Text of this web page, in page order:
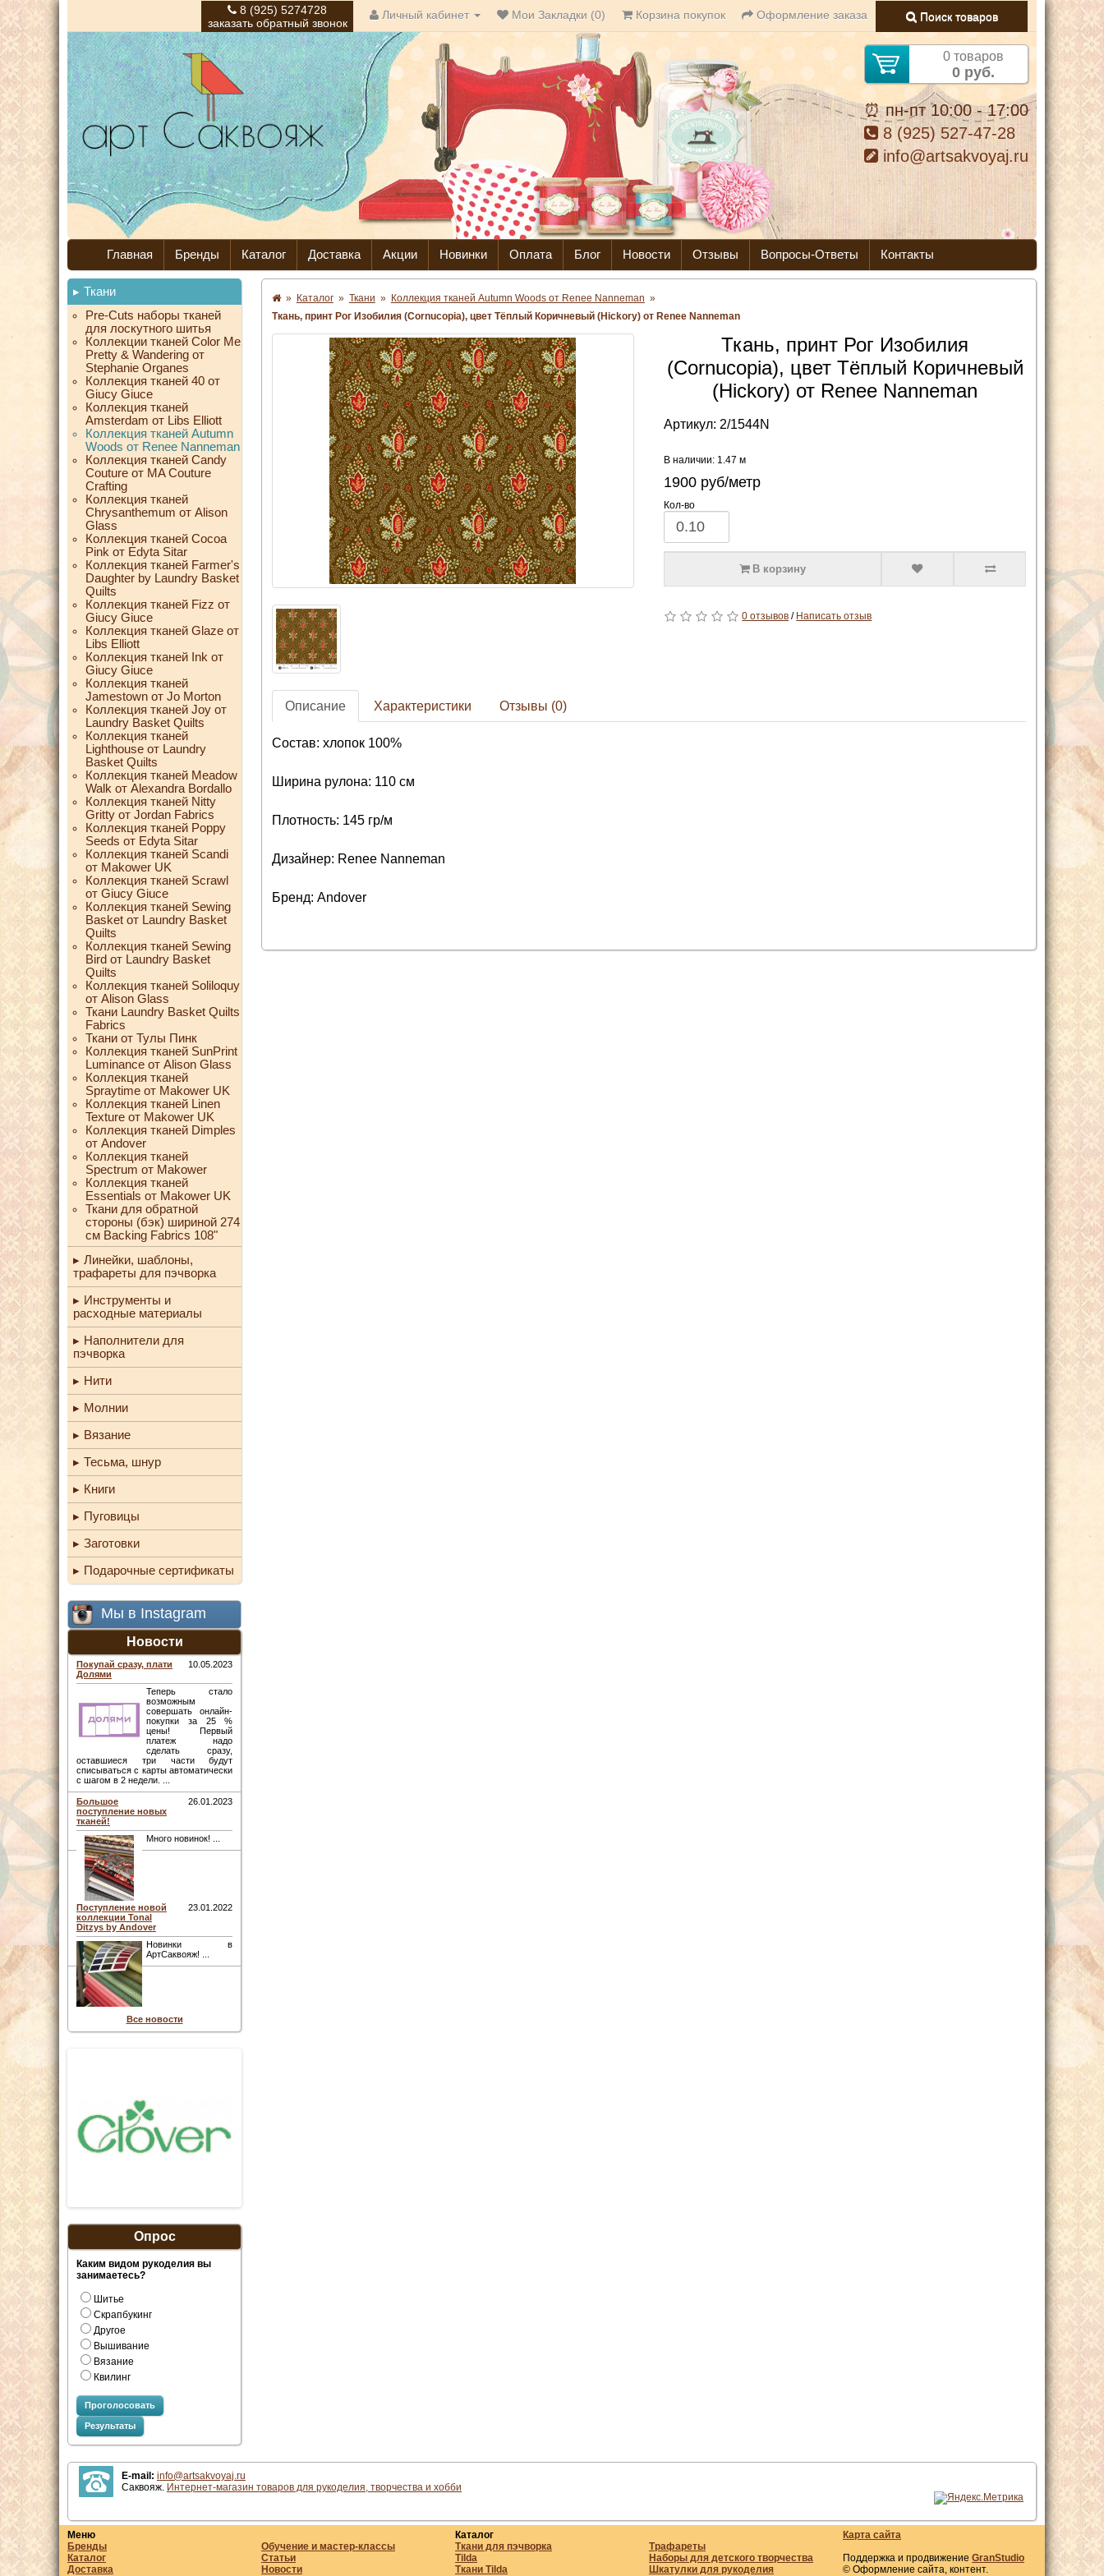
8 (925) 5274728
заказать обратный звонок
Личный кабинет Мои Закладки (0) Корзина покупок Оформление заказа Поиск товаров
0 товаров
0 руб.
⏰ пн-пт 10:00 - 17:00
8 (925) 527-47-28
info@artsakvoyaj.ru
Главная Бренды Каталог Доставка Акции Новинки Оплата Блог Новости Отзывы Вопросы-Ответы Контакты
Ткани
Pre-Cuts наборы тканей
для лоскутного шитья
Коллекции тканей Color Me
Pretty & Wandering от
Stephanie Organes
Коллекция тканей 40 от
Giucy Giuce
Коллекция тканей
Amsterdam от Libs Elliott
Коллекция тканей Autumn
Woods от Renee Nanneman
Коллекция тканей Candy
Couture от MA Couture
Crafting
Коллекция тканей
Chrysanthemum от Alison
Glass
Коллекция тканей Cocoa
Pink от Edyta Sitar
Коллекция тканей Farmer's
Daughter by Laundry Basket
Quilts
Коллекция тканей Fizz от
Giucy Giuce
Коллекция тканей Glaze от
Libs Elliott
Коллекция тканей Ink от
Giucy Giuce
Коллекция тканей
Jamestown от Jo Morton
Коллекция тканей Joy от
Laundry Basket Quilts
Коллекция тканей
Lighthouse от Laundry
Basket Quilts
Коллекция тканей Meadow
Walk от Alexandra Bordallo
Коллекция тканей Nitty
Gritty от Jordan Fabrics
Коллекция тканей Poppy
Seeds от Edyta Sitar
Коллекция тканей Scandi
от Makower UK
Коллекция тканей Scrawl
от Giucy Giuce
Коллекция тканей Sewing
Basket от Laundry Basket
Quilts
Коллекция тканей Sewing
Bird от Laundry Basket
Quilts
Коллекция тканей Soliloquy
от Alison Glass
Ткани Laundry Basket Quilts
Fabrics
Ткани от Тулы Пинк
Коллекция тканей SunPrint
Luminance от Alison Glass
Коллекция тканей
Spraytime от Makower UK
Коллекция тканей Linen
Texture от Makower UK
Коллекция тканей Dimples
от Andover
Коллекция тканей
Spectrum от Makower
Коллекция тканей
Essentials от Makower UK
Ткани для обратной
стороны (бэк) шириной 274
см Backing Fabrics 108"
Линейки, шаблоны,
трафареты для пэчворка
Инструменты и
расходные материалы
Наполнители для
пэчворка
Нити
Молнии
Вязание
Тесьма, шнур
Книги
Пуговицы
Заготовки
Подарочные сертификаты
Мы в Instagram
Новости
Покупай сразу, плати
Долями
10.05.2023
Теперь стало
возможным
совершать онлайн-
покупки за 25 %
цены! Первый
платеж надо
сделать сразу,
оставшиеся три части будут
списываться с карты автоматически
с шагом в 2 недели. ...
Большое
поступление новых
тканей!
26.01.2023
Много новинок! ...
Поступление новой
коллекции Tonal
Ditzys by Andover
23.01.2022
Новинки в
АртСаквояж! ...
Все новости
Опрос
Каким видом рукоделия вы
занимаетесь?
Шитье
Скрапбукинг
Другое
Вышивание
Вязание
Квилинг
Проголосовать
Результаты
» Каталог » Ткани » Коллекция тканей Autumn Woods от Renee Nanneman »
Ткань, принт Рог Изобилия (Cornucopia), цвет Тёплый Коричневый (Hickory) от Renee Nanneman
Ткань, принт Рог Изобилия
(Cornucopia), цвет Тёплый Коричневый
(Hickory) от Renee Nanneman
Артикул: 2/1544N
В наличии: 1.47 м
1900 руб/метр
Кол-во
В корзину
0 отзывов / Написать отзыв
Описание Характеристики Отзывы (0)
Состав: хлопок 100%
Ширина рулона: 110 см
Плотность: 145 гр/м
Дизайнер: Renee Nanneman
Бренд: Andover
E-mail: info@artsakvoyaj.ru
Саквояж. Интернет-магазин товаров для рукоделия, творчества и хобби
Меню
Бренды
Каталог
Доставка
Обучение и мастер-классы
Статьи
Новости
Каталог
Ткани для пэчворка
Tilda
Ткани Tilda
Трафареты
Наборы для детского творчества
Шкатулки для рукоделия
Карта сайта
Поддержка и продвижение GranStudio
© Оформление сайта, контент.